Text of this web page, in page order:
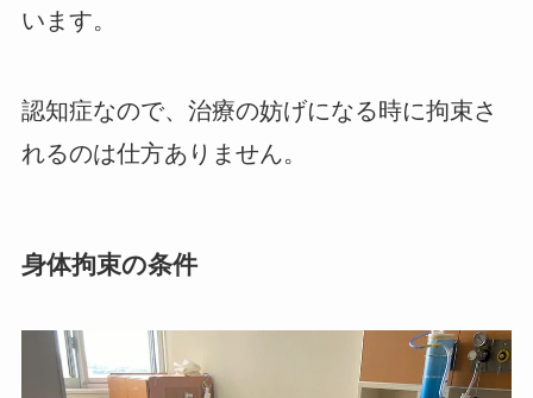
います。
認知症なので、治療の妨げになる時に拘束さ
れるのは仕方ありません。
身体拘束の条件